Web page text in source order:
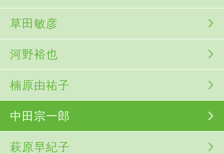
草田敏彦
河野裕也
楠原由祐子
中田宗一郎
萩原早紀子